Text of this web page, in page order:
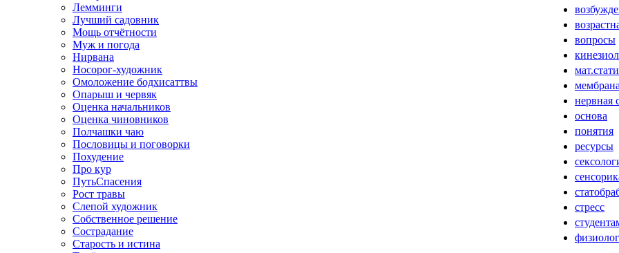
Лемминги
Лучший садовник
Мощь отчётности
Муж и погода
Нирвана
Носорог-художник
Омоложение бодхисаттвы
Опарыш и червяк
Оценка начальников
Оценка чиновников
Полчашки чаю
Пословицы и поговорки
Похудение
Про кур
ПутьСпасения
Рост травы
Слепой художник
Собственное решение
Сострадание
Старость и истина
вопросы
мембрана
нервная
основа
понятия
ресурсы
стресс